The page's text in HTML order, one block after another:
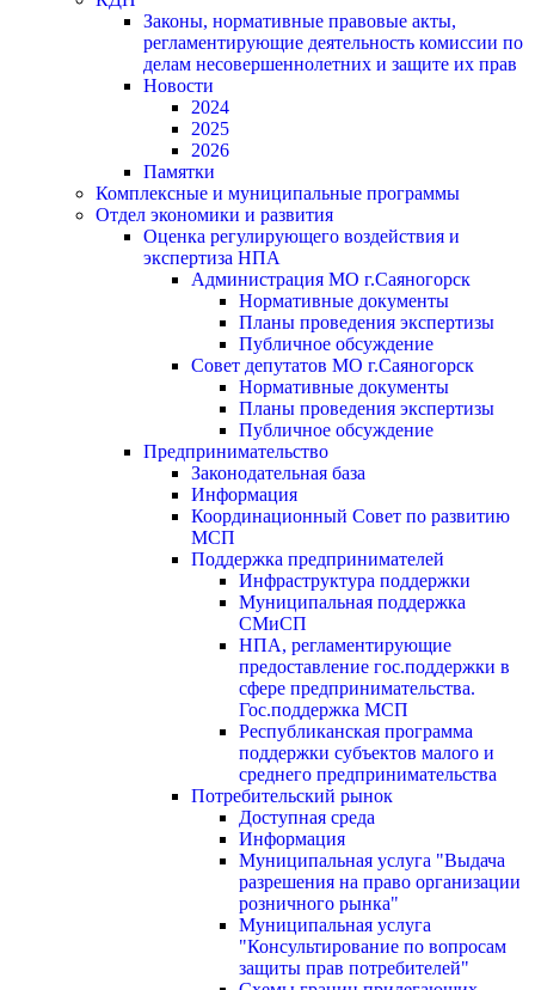
Законы, нормативные правовые акты,
регламентирующие деятельность комиссии по
делам несовершеннолетних и защите их прав
Новости
2024
2025
2026
Памятки
Комплексные и муниципальные программы
Отдел экономики и развития
Оценка регулирующего воздействия и
экспертиза НПА
Администрация МО г.Саяногорск
Нормативные документы
Планы проведения экспертизы
Публичное обсуждение
Совет депутатов МО г.Саяногорск
Нормативные документы
Планы проведения экспертизы
Публичное обсуждение
Предпринимательство
Законодательная база
Информация
Координационный Совет по развитию
МСП
Поддержка предпринимателей
Инфраструктура поддержки
Муниципальная поддержка
СМиСП
НПА, регламентирующие
предоставление гос.поддержки в
сфере предпринимательства.
Гос.поддержка МСП
Республиканская программа
поддержки субъектов малого и
среднего предпринимательства
Потребительский рынок
Доступная среда
Информация
Муниципальная услуга "Выдача
разрешения на право организации
розничного рынка"
Муниципальная услуга
"Консультирование по вопросам
защиты прав потребителей"